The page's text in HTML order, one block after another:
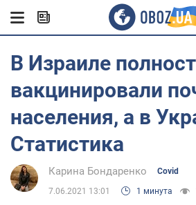
В Израиле
вакцинировали
населения, а в
Статистика
Карина Бондаренко Covid
7.06.2021 13:01 1 минута